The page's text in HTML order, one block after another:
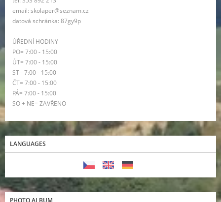
email: skolaper@seznam.cz
datová schránka: 87gy9p
ÚŘEDNÍ HODINY
PO= 7:00 - 15:00
ÚT= 7:00 - 15:00
ST= 7:00 - 15:00
ČT= 7:00 - 15:00
PÁ= 7:00 - 15:00
SO + NE= ZAVŘENO
LANGUAGES
PHOTO ALBUM